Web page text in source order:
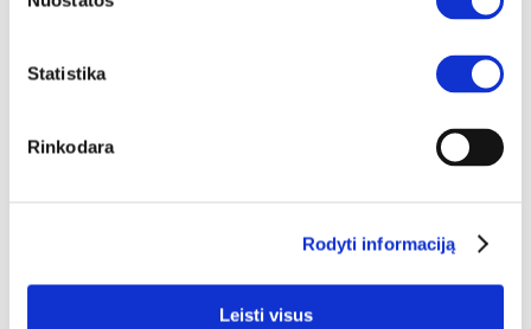
Statistika
Rinkodara
Rodyti informaciją
Leisti visus